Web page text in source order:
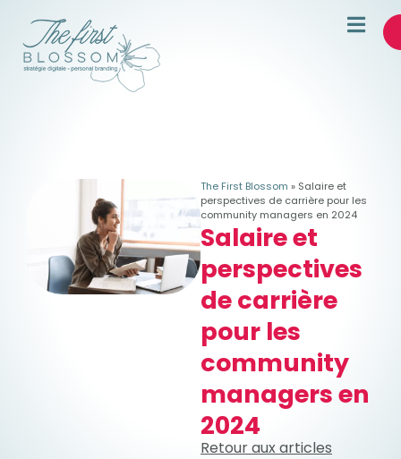
The First Blossom » Salaire et
perspectives de carrière pour les
community managers en 2024
Salaire et
perspectives
de carrière
pour les
community
managers en
2024
Retour aux articles